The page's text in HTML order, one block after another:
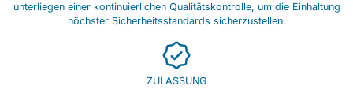
unterliegen einer kontinuierlichen Qualitätskontrolle, um die Einhaltung
höchster Sicherheitsstandards sicherzustellen.
ZULASSUNG